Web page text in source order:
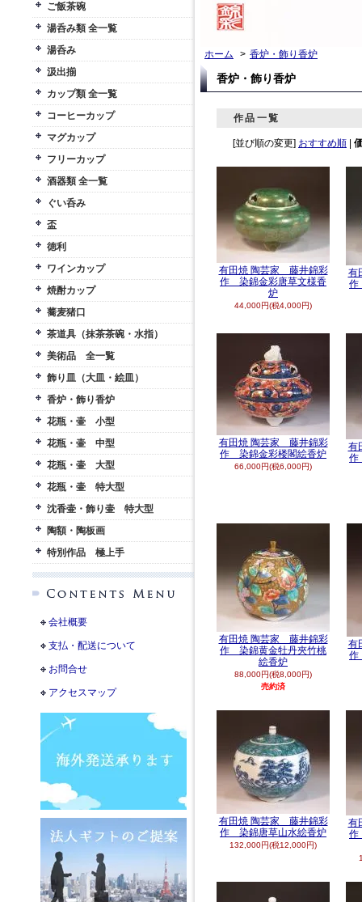
ご飯茶碗
湯呑み類 全一覧
湯呑み
汲出揃
カップ類 全一覧
コーヒーカップ
マグカップ
フリーカップ
酒器類 全一覧
ぐい呑み
盃
徳利
ワインカップ
焼酎カップ
蕎麦猪口
茶道具（抹茶茶碗・水指）
美術品 全一覧
飾り皿（大皿・絵皿）
香炉・飾り香炉
花瓶・壷 小型
花瓶・壷 中型
花瓶・壷 大型
花瓶・壷 特大型
沈香壷・飾り壷 特大型
陶額・陶板画
特別作品 極上手
会社概要
支払・配送について
お問合せ
アクセスマップ
ホーム > 香炉・飾り香炉
香炉・飾り香炉
作品一覧
[並び順の変更] おすすめ順
有田焼 陶芸家 藤井錦彩
作 染錦金彩唐草文様香
炉
44,000円(税4,000円)
有
作
有田焼 陶芸家 藤井錦彩
作 染錦金彩楼閣絵香炉
66,000円(税6,000円)
有
作
有田焼 陶芸家 藤井錦彩
作 染錦黄金牡丹夾竹桃
絵香炉
88,000円(税8,000円)
売約済
有
作
有田焼 陶芸家 藤井錦彩
作 染錦唐草山水絵香炉
132,000円(税12,000円)
有
作